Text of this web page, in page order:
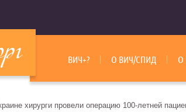
ВИЧ+? О ВИЧ/СПИД О
хирурги провели операцию 100-летней